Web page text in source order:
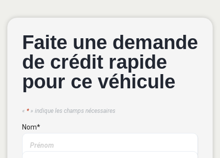
Faite une demande
de crédit rapide
pour ce véhicule
« *» indique les champs nécessaires
Nom*